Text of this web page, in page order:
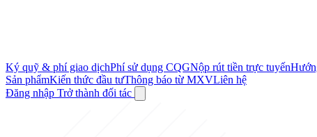
Ký quỹ & phí giao dịchPhí sử dụng CQGNộp rút tiền trực tuyến
Sản phẩmKiến thức đầu tưThông báo từ MXVLiên hệ
Đăng nhập Trở thành đối tác